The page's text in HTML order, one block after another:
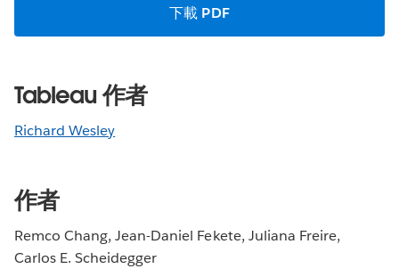
下載 PDF
Tableau 作者
Richard Wesley
作者
Remco Chang, Jean-Daniel Fekete, Juliana Freire,
Carlos E. Scheidegger